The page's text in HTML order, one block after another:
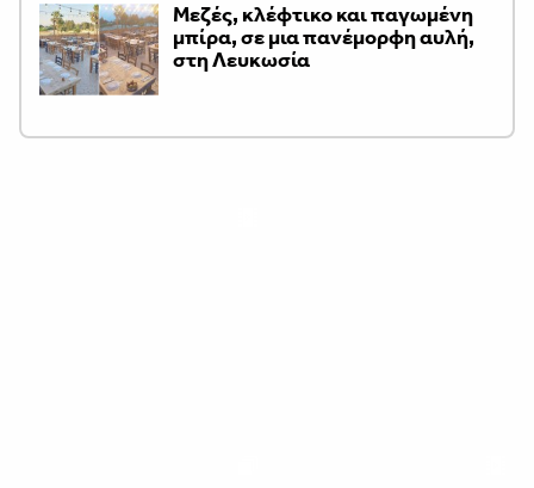
Μεζές, κλέφτικο και παγωμένη
μπίρα, σε μια πανέμορφη αυλή,
στη Λευκωσία